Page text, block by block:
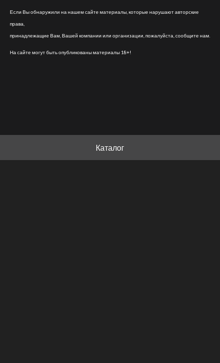
Если Вы обнаружили на нашем сайте материалы, которые нарушают авторские
права,
принадлежащие Вам, Вашей компании или организации, пожалуйста, сообщите нам.
На сайте могут быть опубликованы материалы 18+!
Каталог